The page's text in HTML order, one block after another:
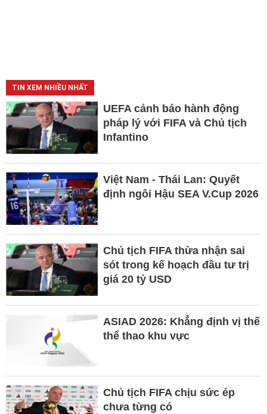
TIN XEM NHIỀU NHẤT
UEFA cảnh báo hành động
pháp lý với FIFA và Chủ tịch
Infantino
Việt Nam - Thái Lan: Quyết
định ngôi Hậu SEA V.Cup 2026
Chủ tịch FIFA thừa nhận sai
sót trong kế hoạch đầu tư trị
giá 20 tỷ USD
ASIAD 2026: Khẳng định vị thế
thể thao khu vực
Chủ tịch FIFA chịu sức ép
chưa từng có